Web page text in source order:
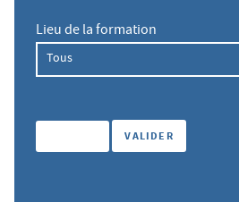
Lieu de la formation